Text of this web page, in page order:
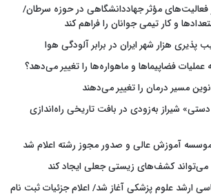
فعالیت‌های مؤثر جهاددانشگاهی در حوزه سرطان/
و کار تیمی جوانان را فراهم کند
پذیری هزار شهر ایران در برابر آلودگی هوا
فضاپیماها و ماهواره‌ها را تغییر می‌دهد؟
مسیر درمان را تغییر می‌دهند
شیراز به‌زودی در بافت تاریخی راه‌اندازی
آموزش عالی و صدور مجوز رشته اعلام شد
کشف‌های زیستی جعلی ایجاد کند
ارشد علوم پزشکی آغاز شد/ اعلام جزئیات ثبت نام